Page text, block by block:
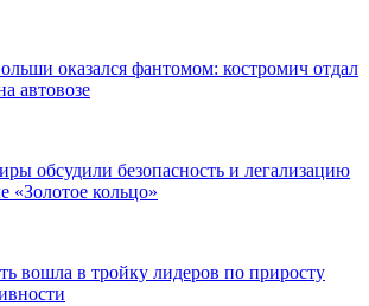
оказался фантомом: костромич отдал
автовозе
обсудили безопасность и легализацию
«Золотое кольцо»
вошла в тройку лидеров по приросту